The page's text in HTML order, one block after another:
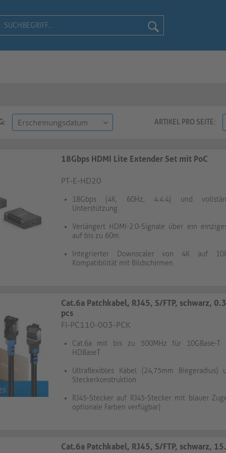
ARTIKEL PRO SEITE:
18Gbps HDMI Lite Extender Set mit PoC
PT-E-HD20
18Gbps (4K, 60Hz, 4:4:4) und
Unterstützung
Verlängert HDMI-2.0-Signale über ein
auf bis zu 60m
Integrierter Downscaler von 4K auf
Kompatibilität mit Bildschirmen
Cat.6a Patchkabel, RJ45, S/FTP, schwarz,
pcs​​​​​​​​​​​​​​
FI-PC110-003-PCK
Cat.6a mit bis zu 500MHz für 10GBase-T
HDBaseT
Ultraflexibles Kabel (24,75mm Biegeradius)
Steckerkonstruktion
RJ45-Stecker auf RJ45-Stecker mit blauer
optionale Farben verfügbar)
Cat.6a Patchkabel, RJ45, S/FTP, schwarz,